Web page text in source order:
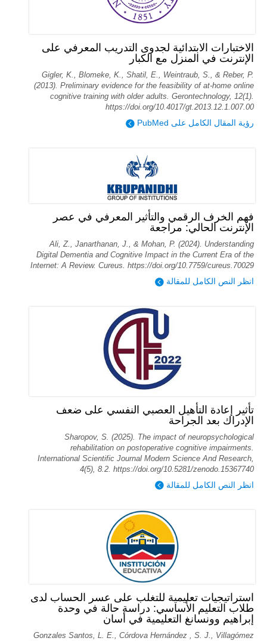
الاختبارات الابتدائية لجدوى التدريب المعرفي على
الإنترنت في المنزل مع الكبار
Gigler, K., Blomeke, K., Shatil, E., Weintraub, S., & Reber, P.
(2013). Preliminary evidence for the feasibility of at-home online
cognitive training with older adults. Gerontechnology, 12(1).
https://doi.org/10.4017/gt.2013.12.1.007.00
رؤية المقال الكامل على PubMed
فهم الخرف الرقمي والتأثير المعرفي في عصر
الإنترنت الحالي: مراجعة
Ali, Z., Janarthanan, J., & Mohan, P. (2024). Understanding
Digital Dementia and Cognitive Impact in the Current Era of the
Internet: A Review. Cureus. https://doi.org/10.7759/cureus.70029
انظر النص الكامل للمقالة
تأثير إعادة التأهيل العصبي النفسي على ضعف
الإدراك بعد الجراحة
Sharopov, S. (2025). The impact of neuropsychological
rehabilitation on postoperative cognitive impairments.
International Scientific Journal Modern Science And Research,
4(5), 8.2. https://doi.org/10.5281/zenodo.15367740
انظر النص الكامل للمقالة
استراتيجيات تعليمية للتغلب على عسر الحساب لدى
طلاب التعليم الأساسي: دراسة حالة في وحدة
إبراهيم وونسانغ التعليمية في أسان
Gonzales Santos, L. E., Córdova Hernández , S. J., Villagómez